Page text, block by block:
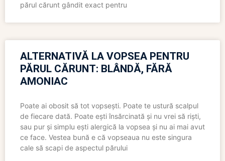
părul cărunt gândit exact pentru
ALTERNATIVĂ LA VOPSEA PENTRU
PĂRUL CĂRUNT: BLÂNDĂ, FĂRĂ
AMONIAC
Poate ai obosit să tot vopsești. Poate te ustură scalpul
de fiecare dată. Poate ești însărcinată și nu vrei să riști,
sau pur și simplu ești alergică la vopsea și nu ai mai avut
ce face. Vestea bună e că vopseaua nu este singura
cale să scapi de aspectul părului